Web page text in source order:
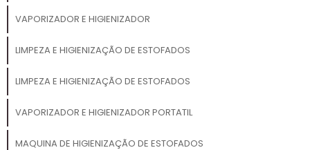
VAPORIZADOR E HIGIENIZADOR
LIMPEZA E HIGIENIZAÇÃO DE ESTOFADOS
LIMPEZA E HIGIENIZAÇÃO DE ESTOFADOS
VAPORIZADOR E HIGIENIZADOR PORTATIL
MAQUINA DE HIGIENIZAÇÃO DE ESTOFADOS